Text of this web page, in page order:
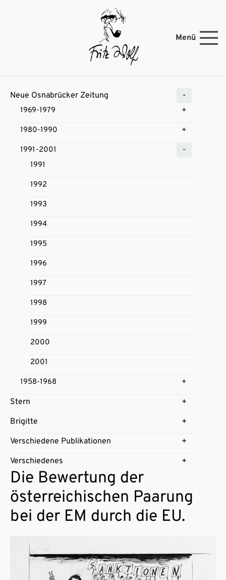
Menü
Neue Osnabrücker Zeitung
1969-1979
1980-1990
1991-2001
1991
1992
1993
1994
1995
1996
1997
1998
1999
2000
2001
1958-1968
Stern
Brigitte
Verschiedene Publikationen
Verschiedenes
Die Bewertung der
österreichischen Paarung
bei der EM durch die EU.